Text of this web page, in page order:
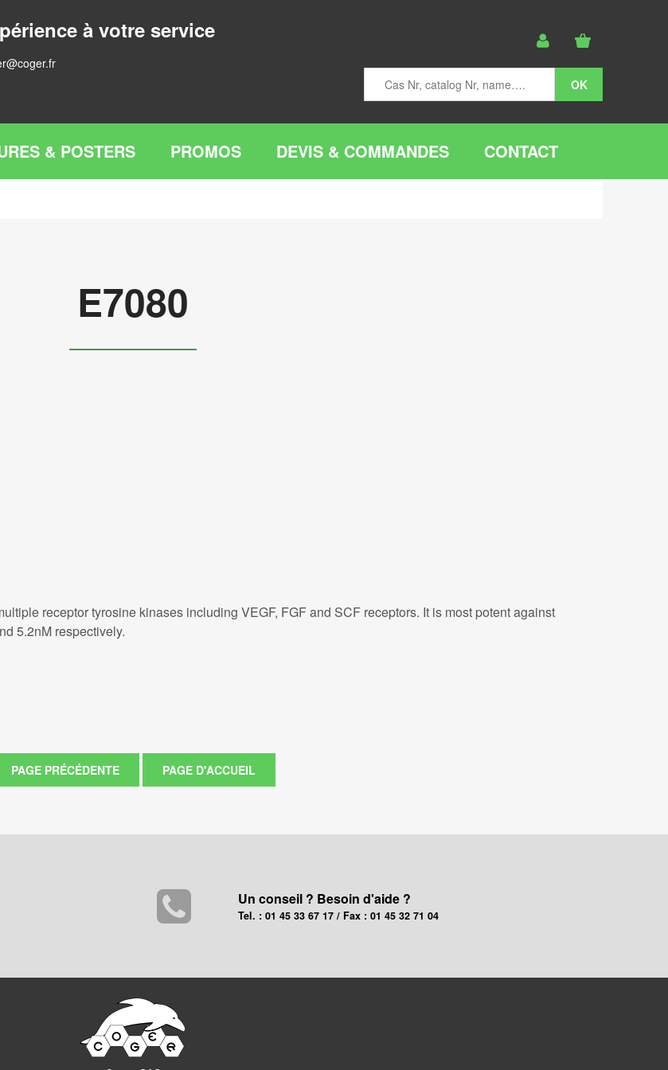
à votre service
& POSTERS PROMOS DEVIS & COMMANDES CONTACT
E7080
receptor tyrosine kinases including VEGF, FGF and SCF receptors. It is most potent against
5.2nM respectively.
Un conseil ? Besoin d'aide ?
Tel. : 01 45 33 67 17 / Fax : 01 45 32 71 04